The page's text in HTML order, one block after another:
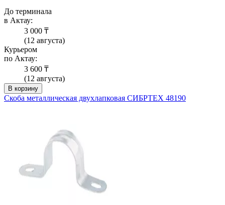
До терминала
в Актау:
3 000 ₸
(12 августа)
Курьером
по Актау:
3 600 ₸
(12 августа)
В корзину
Скоба металлическая двухлапковая СИБРТЕХ 48190